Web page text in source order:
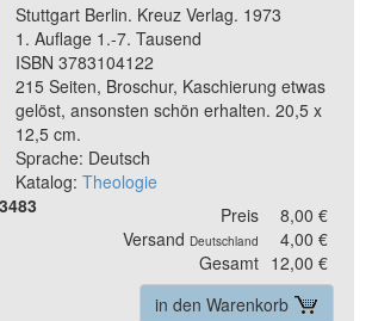
Stuttgart Berlin. Kreuz Verlag. 1973
1. Auflage 1.-7. Tausend
ISBN 3783104122
215 Seiten, Broschur, Kaschierung etwas
gelöst, ansonsten schön erhalten. 20,5 x
12,5 cm.
Sprache: Deutsch
Katalog: Theologie
3483 Preis
8,00 €
Versand Deutschland
4,00 €
Gesamt 12,00 €
in den Warenkorb